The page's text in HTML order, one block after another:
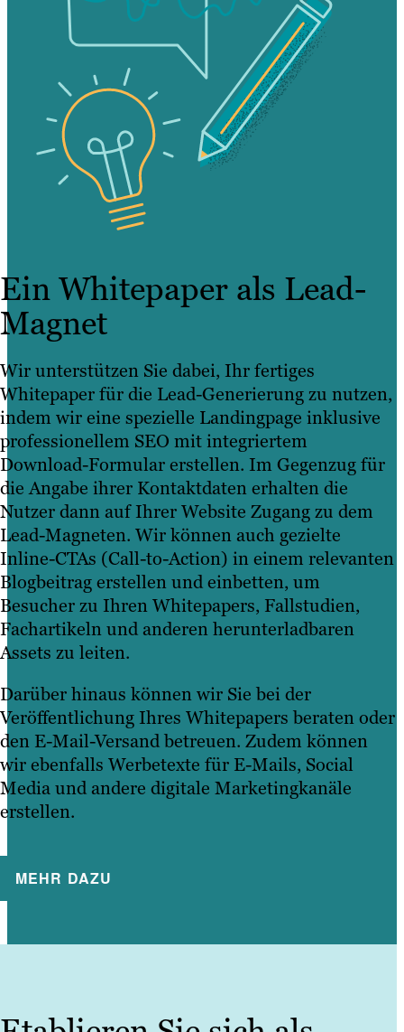
Ein Whitepaper als Lead-
Magnet
Wir unterstützen Sie dabei, Ihr fertiges
Whitepaper für die Lead-Generierung zu nutzen,
indem wir eine spezielle Landingpage inklusive
professionellem SEO mit integriertem
Download-Formular erstellen. Im Gegenzug für
die Angabe ihrer Kontaktdaten erhalten die
Nutzer dann auf Ihrer Website Zugang zu dem
Lead-Magneten. Wir können auch gezielte
Inline-CTAs (Call-to-Action) in einem relevanten
Blogbeitrag erstellen und einbetten, um
Besucher zu Ihren Whitepapers, Fallstudien,
Fachartikeln und anderen herunterladbaren
Assets zu leiten.
Darüber hinaus können wir Sie bei der
Veröffentlichung Ihres Whitepapers beraten oder
den E-Mail-Versand betreuen. Zudem können
wir ebenfalls Werbetexte für E-Mails, Social
Media und andere digitale Marketingkanäle
erstellen.
MEHR DAZU